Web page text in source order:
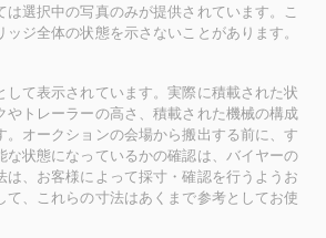
は選択中の写真のみが提供されています。こ
ジ全体の状態を示さないことがあります。
して表示されています。実際に積載された状
やトレーラーの高さ、積載された機械の構成
。オークションの会場から搬出する前に、す
な状態になっているかの確認は、バイヤーの
は、お客様によって採寸・確認を行うようお
て、これらの寸法はあくまで参考としてお使